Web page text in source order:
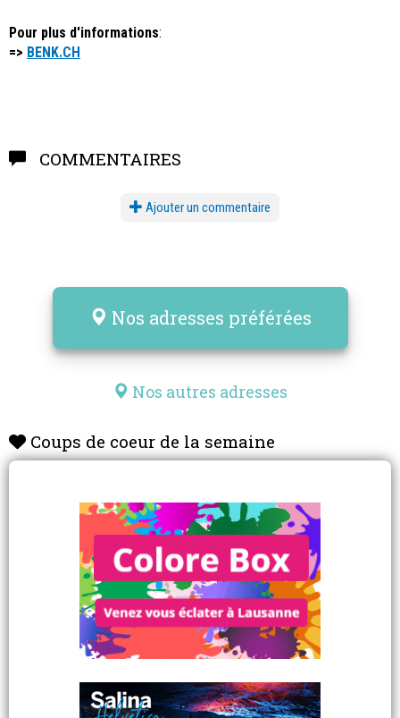
Pour plus d'informations:
=> BENK.CH
COMMENTAIRES
Ajouter un commentaire
Nos adresses préférées
Nos autres adresses
Coups de coeur de la semaine